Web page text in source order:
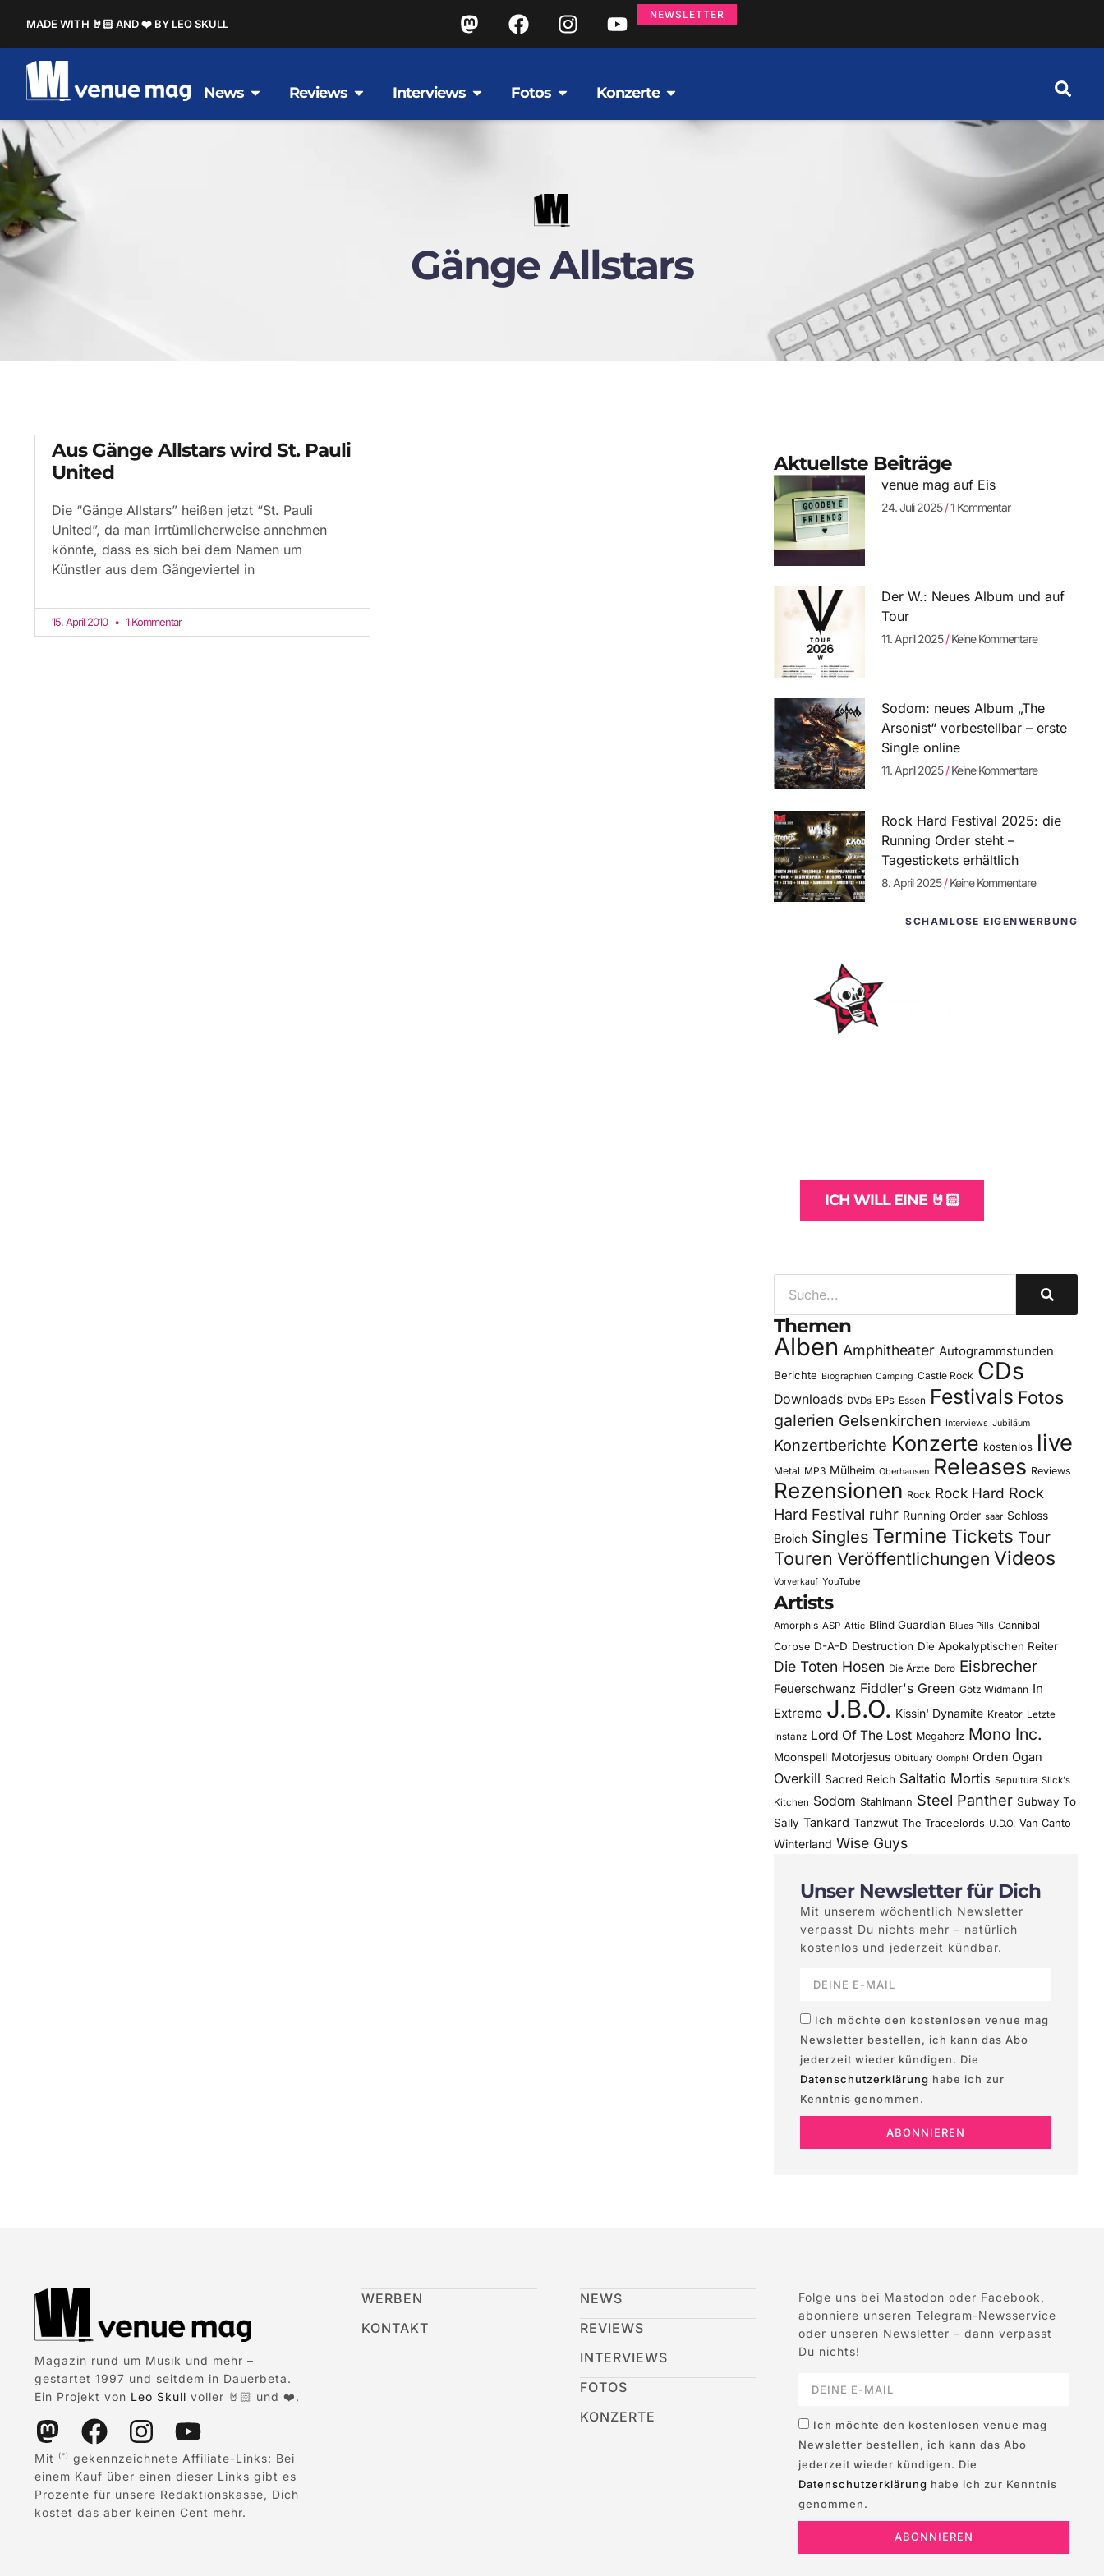
MADE WITH 🤘🏻 AND ❤️ BY LEO SKULL
NEWSLETTER
News Reviews Interviews Fotos Konzerte
Gänge Allstars
Aus Gänge Allstars wird St. Pauli
United
Die “Gänge Allstars” heißen jetzt “St. Pauli
United”, da man irrtümlicherweise annehmen
könnte, dass es sich bei dem Namen um
Künstler aus dem Gängeviertel in
15. April 2010 1 Kommentar
Aktuellste Beiträge
venue mag auf Eis
24. Juli 2025 1 Kommentar
Der W.: Neues Album und auf
Tour
11. April 2025 Keine Kommentare
Sodom: neues Album „The
Arsonist“ vorbestellbar – erste
Single online
11. April 2025 Keine Kommentare
Rock Hard Festival 2025: die
Running Order steht –
Tagestickets erhältlich
8. April 2025 Keine Kommentare
SCHAMLOSE EIGENWERBUNG
ICH WILL EINE 🤘🏻
Themen
Alben Amphitheater Autogrammstunden
Berichte Biographien Camping Castle Rock CDs
Downloads DVDs EPs Essen Festivals Fotos
galerien Gelsenkirchen Interviews Jubiläum
Konzertberichte Konzerte kostenlos live
Metal MP3 Mülheim Oberhausen Releases Reviews
Rezensionen Rock Rock Hard Rock
Hard Festival ruhr Running Order saar Schloss
Broich Singles Termine Tickets Tour
Touren Veröffentlichungen Videos
Vorverkauf YouTube
Artists
Amorphis ASP Attic Blind Guardian Blues Pills Cannibal
Corpse D-A-D Destruction Die Apokalyptischen Reiter
Die Toten Hosen Die Ärzte Doro Eisbrecher
Feuerschwanz Fiddler's Green Götz Widmann In
Extremo J.B.O. Kissin' Dynamite Kreator Letzte
Instanz Lord Of The Lost Megaherz Mono Inc.
Moonspell Motorjesus Obituary Oomph! Orden Ogan
Overkill Sacred Reich Saltatio Mortis Sepultura Slick's
Kitchen Sodom Stahlmann Steel Panther Subway To
Sally Tankard Tanzwut The Traceelords U.D.O. Van Canto
Winterland Wise Guys
Unser Newsletter für Dich
Mit unserem wöchentlich Newsletter
verpasst Du nichts mehr – natürlich
kostenlos und jederzeit kündbar.
Ich möchte den kostenlosen venue mag
Newsletter bestellen, ich kann das Abo
jederzeit wieder kündigen. Die
Datenschutzerklärung habe ich zur
Kenntnis genommen.
ABONNIEREN
Magazin rund um Musik und mehr –
gestartet 1997 und seitdem in Dauerbeta.
Ein Projekt von Leo Skull voller 🤘🏻 und ❤️.
Mit (*)
gekennzeichnete Affiliate-Links: Bei
einem Kauf über einen dieser Links gibt es
Prozente für unsere Redaktionskasse, Dich
kostet das aber keinen Cent mehr.
WERBEN
KONTAKT
NEWS
REVIEWS
INTERVIEWS
FOTOS
KONZERTE
Folge uns bei Mastodon oder Facebook,
abonniere unseren Telegram-Newsservice
oder unseren Newsletter – dann verpasst
Du nichts!
Ich möchte den kostenlosen venue mag
Newsletter bestellen, ich kann das Abo
jederzeit wieder kündigen. Die
Datenschutzerklärung habe ich zur Kenntnis
genommen.
ABONNIEREN